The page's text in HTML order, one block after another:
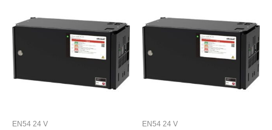
EN54 24 V EN54 24 V